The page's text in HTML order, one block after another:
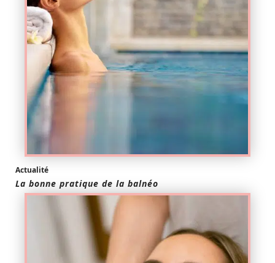
Actualité
La bonne pratique de la balnéo